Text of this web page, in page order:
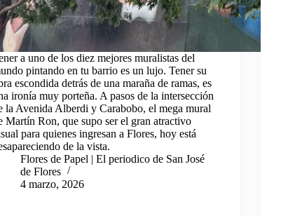
a uno de los diez mejores muralistas del
pintando en tu barrio es un lujo. Tener su
escondida detrás de una maraña de ramas, es
ironía muy porteña. A pasos de la intersección
la Avenida Alberdi y Carabobo, el mega mural
Martín Ron, que supo ser el gran atractivo
para quienes ingresan a Flores, hoy está
de la vista.
Flores de Papel | El periodico de San José
de Flores
4 marzo, 2026